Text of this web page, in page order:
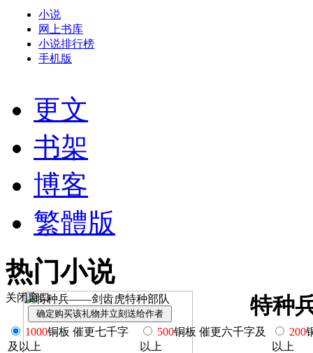
小说
网上书库
小说排行榜
手机版
更文
书架
博客
繁體版
热门小说
关闭窗口
1000铜板 催更七千字
及以上
500铜板 催更六千字及
以上
200
以上
特种